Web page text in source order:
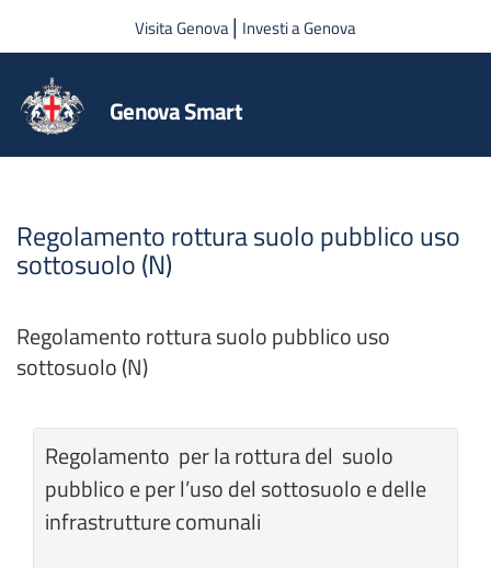
Salta al contenuto principale
Visita Genova| Investi a Genova
Genova Smart
Regolamento rottura suolo pubblico uso
sottosuolo (N)
Regolamento rottura suolo pubblico uso
sottosuolo (N)
Regolamento per la rottura del suolo
pubblico e per l’uso del sottosuolo e delle
infrastrutture comunali